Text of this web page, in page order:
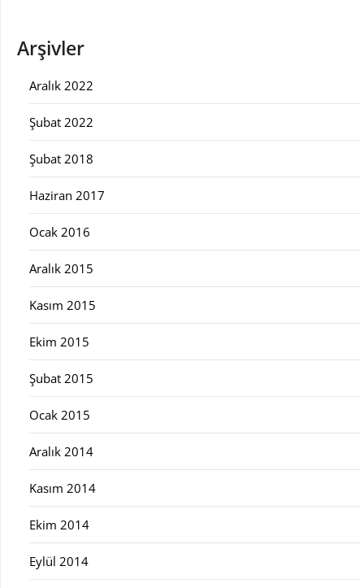
Arşivler
Aralık 2022
Şubat 2022
Şubat 2018
Haziran 2017
Ocak 2016
Aralık 2015
Kasım 2015
Ekim 2015
Şubat 2015
Ocak 2015
Aralık 2014
Kasım 2014
Ekim 2014
Eylül 2014